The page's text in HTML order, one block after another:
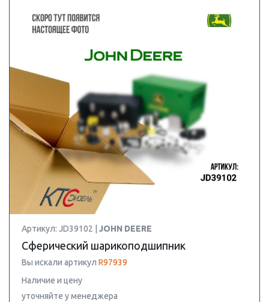
Артикул: JD39102 | JOHN DEERE
Сферический шарикоподшипник
Вы искали артикул R97939
Наличие и цену
уточняйте у менеджера